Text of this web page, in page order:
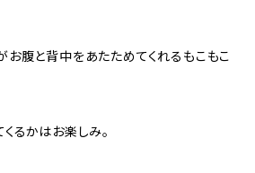
お腹と背中をあたためてくれるもこもこ
るかはお楽しみ。